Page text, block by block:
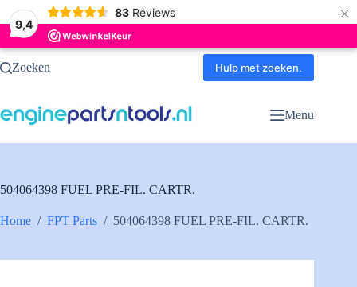
9,4
83 Reviews ×
Ga
naarZoeken Hulp met zoeken.
Menu
504064398 FUEL PRE-FIL. CARTR.
Home / FPT Parts / 504064398 FUEL PRE-FIL. CARTR.